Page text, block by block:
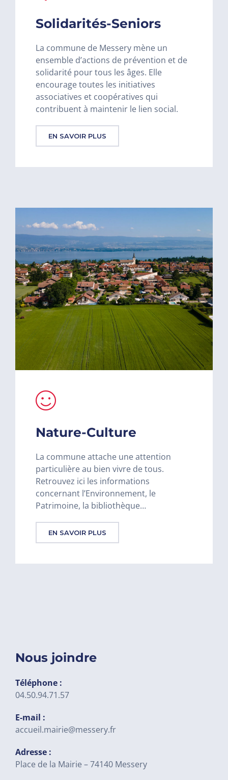
Solidarités-Seniors
La commune de Messery mène un
ensemble d’actions de prévention et de
solidarité pour tous les âges. Elle
encourage toutes les initiatives
associatives et coopératives qui
contribuent à maintenir le lien social.
EN SAVOIR PLUS
Nature-Culture
La commune attache une attention
particulière au bien vivre de tous.
Retrouvez ici les informations
concernant l’Environnement, le
Patrimoine, la bibliothèque…
EN SAVOIR PLUS
Nous joindre
Téléphone :
04.50.94.71.57
E-mail :
accueil.mairie@messery.fr
Adresse :
Place de la Mairie – 74140 Messery